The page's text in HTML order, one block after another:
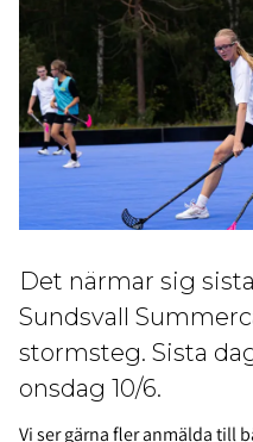
Det närmar sig
Sundsvall
stormsteg. Sista
onsdag 10/6.
Vi ser gärna fler anmälda till